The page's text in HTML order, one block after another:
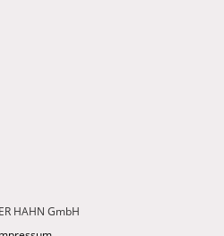
HAHN GmbH